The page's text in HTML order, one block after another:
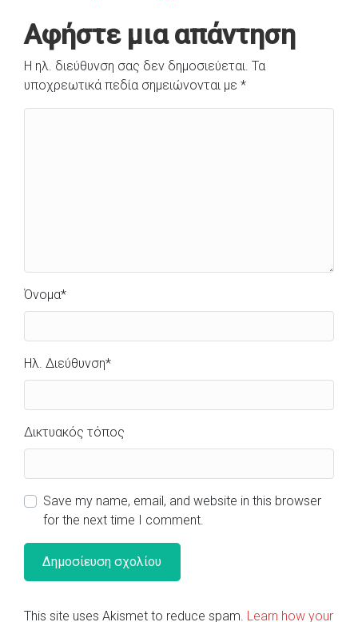
Αφήστε μια απάντηση
Η ηλ. διεύθυνση σας δεν δημοσιεύεται. Τα
υποχρεωτικά πεδία σημειώνονται με *
Όνομα*
Ηλ. Διεύθυνση*
Δικτυακός τόπος
Save my name, email, and website in this browser
for the next time I comment.
This site uses Akismet to reduce spam. Learn how your